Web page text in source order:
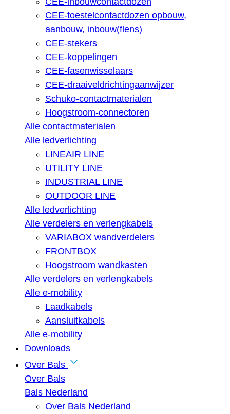
CEE-toestelcontactdozen opbouw,
aanbouw, inbouw(flens)
CEE-stekers
CEE-koppelingen
CEE-fasenwisselaars
CEE-draaiveldrichtingaanwijzer
Schuko-contactmaterialen
Hoogstroom-connectoren
Alle contactmaterialen
Alle ledverlichting
LINEAIR LINE
UTILITY LINE
INDUSTRIAL LINE
OUTDOOR LINE
Alle ledverlichting
Alle verdelers en verlengkabels
VARIABOX wandverdelers
FRONTBOX
Hoogstroom wandkasten
Alle verdelers en verlengkabels
Alle e-mobility
Laadkabels
Aansluitkabels
Alle e-mobility
Downloads
Over Bals
Over Bals
Bals Nederland
Over Bals Nederland